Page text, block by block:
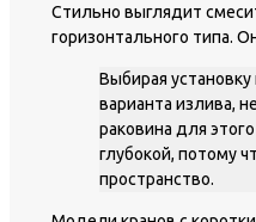
Стильно выглядит
горизонтального типа.
Выбирая установку
варианта излива,
раковина для
глубокой, потому
пространство.